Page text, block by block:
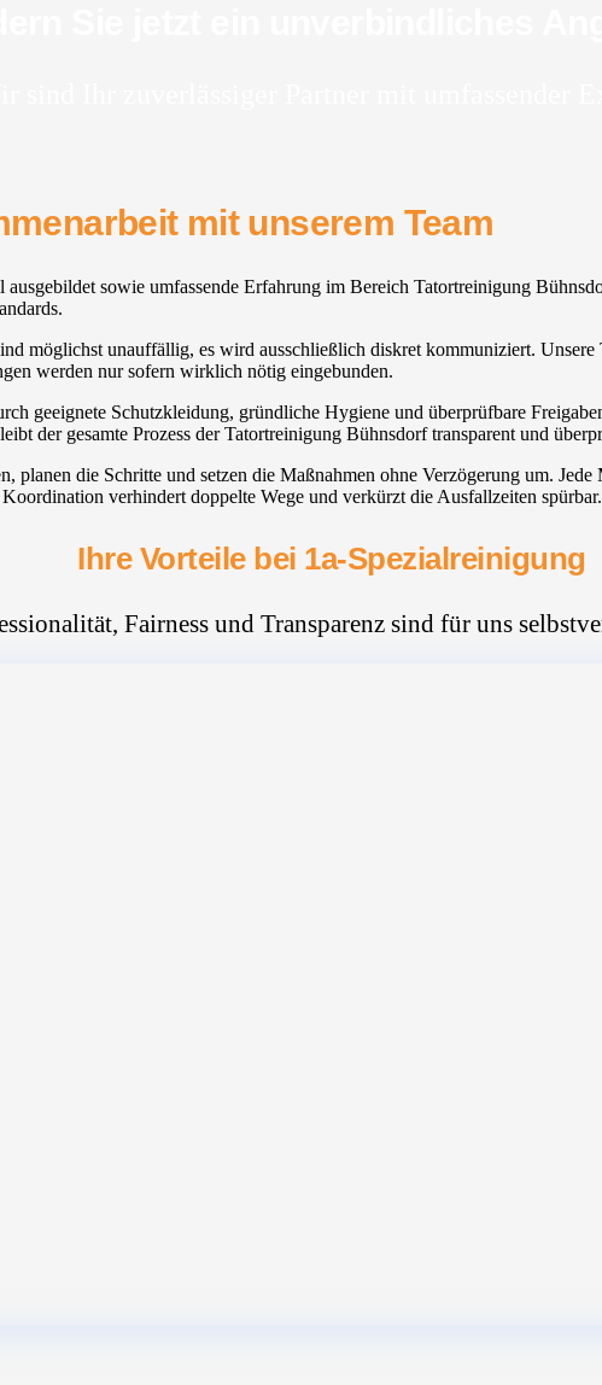
mit unserem Team
sowie umfassende Erfahrung im Bereich Tatortreinigung
möglichst unauffällig, es wird ausschließlich diskret kommuniziert.
werden nur sofern wirklich nötig eingebunden.
geeignete Schutzkleidung, gründliche Hygiene und überprüfbare
der gesamte Prozess der Tatortreinigung Bühnsdorf transparent und
die Schritte und setzen die Maßnahmen ohne Verzögerung um.
verhindert doppelte Wege und verkürzt die Ausfallzeiten spürbar.
Ihre Vorteile bei 1a-Spezialreinigung
Fairness und Transparenz sind für uns